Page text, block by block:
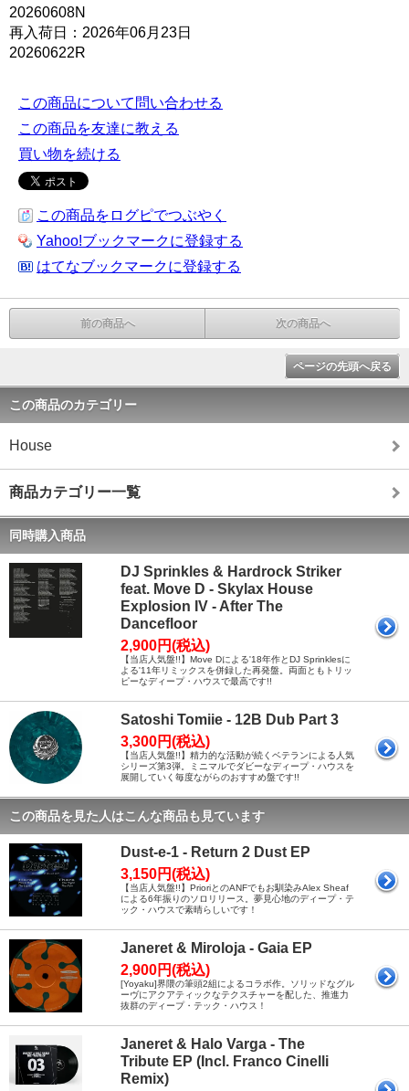
20260608N
再入荷日：2026年06月23日
20260622R
この商品について問い合わせる
この商品を友達に教える
買い物を続ける
この商品をログピでつぶやく
Yahoo!ブックマークに登録する
はてなブックマークに登録する
前の商品へ 次の商品へ
ページの先頭へ戻る
この商品のカテゴリー
House
商品カテゴリー一覧
同時購入商品
DJ Sprinkles & Hardrock Striker
feat. Move D - Skylax House
Explosion IV - After The
Dancefloor
2,900円(税込)
【当店人気盤!!】Move Dによる'18年作とDJ Sprinklesに
よる'11年リミックスを併録した再発盤。両面ともトリッ
ピーなディープ・ハウスで最高です!!
Satoshi Tomiie - 12B Dub Part 3
3,300円(税込)
【当店人気盤!!】精力的な活動が続くベテランによる人気
シリーズ第3弾。ミニマルでダビーなディープ・ハウスを
展開していく毎度ながらのおすすめ盤です!!
この商品を見た人はこんな商品も見ています
Dust-e-1 - Return 2 Dust EP
3,150円(税込)
【当店人気盤!!】PrioriとのANFでもお馴染みAlex Sheaf
による6年振りのソロリリース。夢見心地のディープ・テ
ック・ハウスで素晴らしいです！
Janeret & Miroloja - Gaia EP
2,900円(税込)
[Yoyaku]界隈の筆頭2組によるコラボ作。ソリッドなグル
ーヴにアクアティックなテクスチャーを配した、推進力
抜群のディープ・テック・ハウス！
Janeret & Halo Varga - The
Tribute EP (Incl. Franco Cinelli
Remix)